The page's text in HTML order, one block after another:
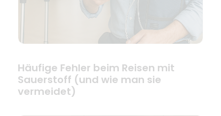
Häufige Fehler beim Reisen mit
Sauerstoff (und wie man sie
vermeidet)